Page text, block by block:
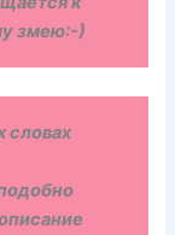
змею:-)
словах